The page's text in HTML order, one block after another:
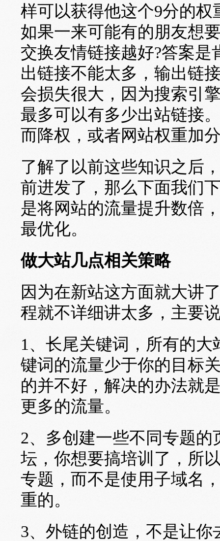
样可以获得他这个9分的
如果一来可能有的朋友想
交换友情链接越好?答案
出链接不能太多，输出链
会损失很大，因为搜索引
最多可以有多少出站链接
而降权，或者网站权重加
了解了以前这些知识之后
前进发了，那么下面我们
是将网站的流量提升数倍
最优化。
做大站几点相关策略
因为在新站这方面就大讲
程就不详细讲太多，主要
1、长尾关键词，所有的
键词的流量少于你的目标
的并不好，解决的办法就
更多的流量。
2、多创建一些不同专题
坛，你想要搞培训了，所
专题，而不是使用子域名
重的。
3、外链的创造，不是让